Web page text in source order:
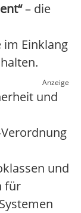
– die
im Einklang
Anzeige
und
und
für